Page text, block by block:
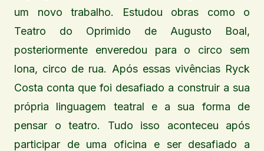
um novo trabalho. Estudou obras como o
Teatro do Oprimido de Augusto Boal,
posteriormente enveredou para o circo sem
lona, circo de rua. Após essas vivências Ryck
Costa conta que foi desafiado a construir a sua
própria linguagem teatral e a sua forma de
pensar o teatro. Tudo isso aconteceu após
participar de uma oficina e ser desafiado a